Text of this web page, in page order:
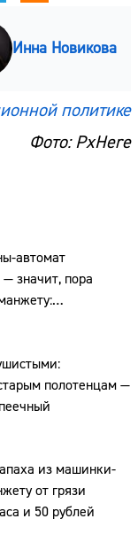
Инна Новикова
политике
Фото: PxHere
автомат
значит, пора
полотенцам —
из машинки-
от грязи
и 50 рублей